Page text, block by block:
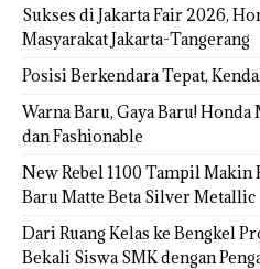
Sukses di Jakarta Fair 2026,
Masyarakat Jakarta-Tangerang
Posisi Berkendara Tepat,
Warna Baru, Gaya Baru!
dan Fashionable
New Rebel 1100 Tampil Makin
Baru Matte Beta Silver Metallic
Dari Ruang Kelas ke Bengkel
Bekali Siswa SMK dengan